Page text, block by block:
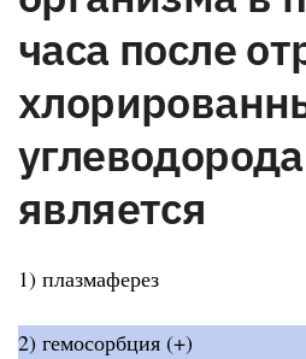
часа после
является
1) плазмаферез
2) гемосорбция (+)